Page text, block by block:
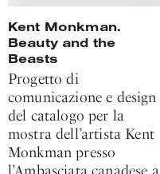
Kent Monkman.
Beauty and the
Beasts
Progetto di
comunicazione e design
del catalogo per la
mostra dell’artista Kent
Monkman presso